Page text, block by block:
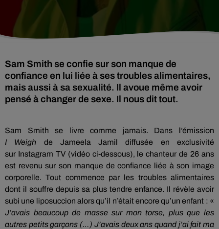
Sam Smith se confie sur son manque de
confiance en lui liée à ses troubles alimentaires,
mais aussi à sa sexualité. Il avoue même avoir
pensé à changer de sexe. Il nous dit tout.
Sam Smith se livre comme jamais.
Dans l’émission
I Weigh de Jameela
Jamil diffusée en exclusivité
sur Instagram TV (vidéo ci-dessous), le chanteur de 26 ans
est revenu sur son manque de confiance liée à son image
corporelle. Tout commence par les troubles alimentaires
dont il souffre depuis sa plus tendre enfance. Il révèle avoir
subi une liposuccion alors qu’il n’était encore qu’un enfant : «
J’avais beaucoup de masse sur mon torse, plus que les
autres petits garçons (…) J’avais deux ans quand j’ai fait ma